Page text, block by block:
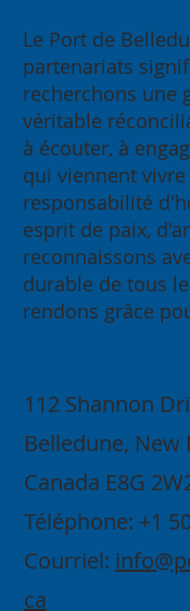
112 Shannon
Belledune, New
Canada E8G
Téléphone: +1
Courriel:
ca
Le Port de
partenariats
recherchons une
véritable
à écouter, à
qui viennent
responsabilité
esprit de paix,
reconnaissons
durable de tous
rendons grâce